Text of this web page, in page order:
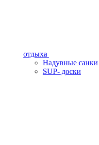
отдыха
Надувные санки
SUP- доски